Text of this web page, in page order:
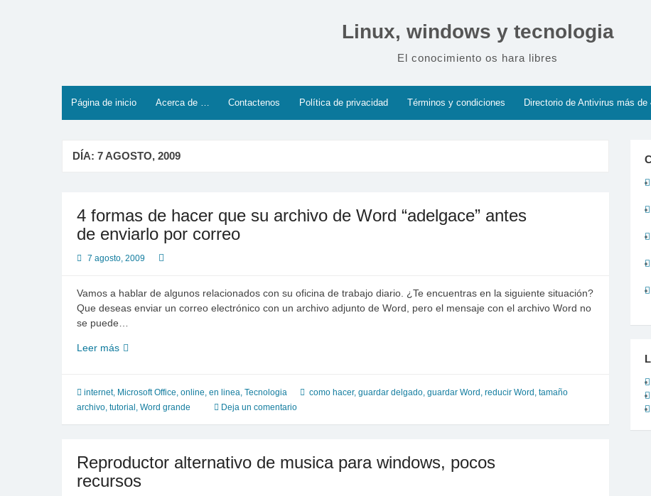
Linux, windows y tecnologia
El conocimiento os hara libres
Página de inicio Acerca de … Contactenos Política de privacidad Términos y condiciones Directorio de Antivirus más de
DÍA: 7 AGOSTO, 2009
4 formas de hacer que su archivo de Word “adelgace” antes
de enviarlo por correo
7 agosto, 2009
Vamos a hablar de algunos relacionados con su oficina de trabajo diario. ¿Te encuentras en la siguiente situación?
Que deseas enviar un correo electrónico con un archivo adjunto de Word, pero el mensaje con el archivo Word no
se puede…
Leer más4
hacer
que
Word
“adelgace”
internet, Microsoft Office, online, en linea, Tecnologia como hacer, guardar delgado, guardar Word , reducir Word , tamaño
archivo, tutorial , Word grande Deja un comentario
Reproductor alternativo de musica para windows, pocos
recursos